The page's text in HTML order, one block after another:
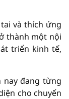
và thích ứng
thành một nội
triển kinh tế,
nay đang từng
cho chuyển